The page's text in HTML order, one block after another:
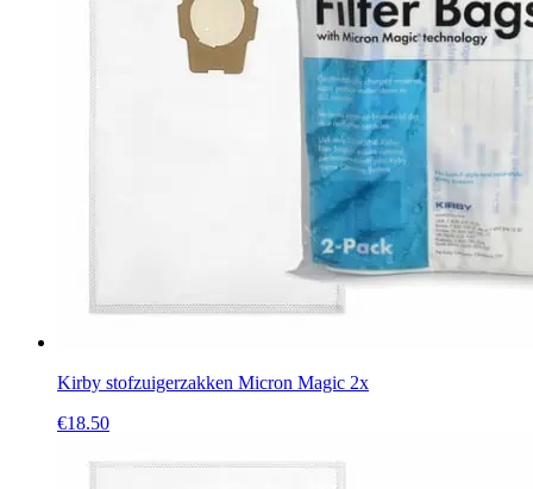
Kirby stofzuigerzakken Micron Magic 2x
€18.50